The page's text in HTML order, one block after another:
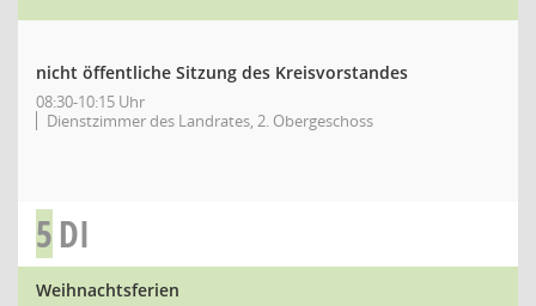
nicht öffentliche Sitzung des Kreisvorstandes
08:30-10:15 Uhr
Dienstzimmer des Landrates, 2. Obergeschoss
5DI
Weihnachtsferien